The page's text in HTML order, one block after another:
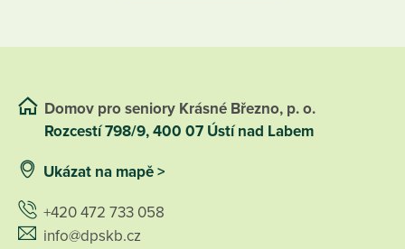
Domov pro seniory Krásné Březno, p. o.
Rozcestí 798/9, 400 07 Ústí nad Labem
Ukázat na mapě >
+420 472 733 058
info@dpskb.cz